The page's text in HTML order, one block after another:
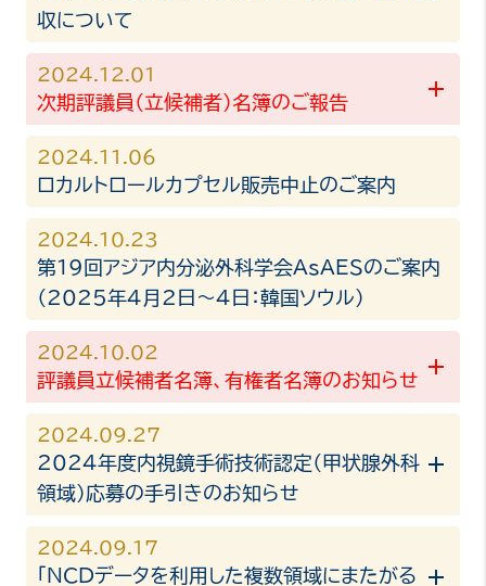
収について
2024.12.01
次期評議員（立候補者）名簿のご報告
2024.11.06
ロカルトロールカプセル販売中止のご案内
2024.10.23
第19回アジア内分泌外科学会AsAESのご案内
（2025年4月2日〜4日：韓国ソウル）
2024.10.02
評議員立候補者名簿、有権者名簿のお知らせ
2024.09.27
2024年度内視鏡手術技術認定（甲状腺外科
領域）応募の手引きのお知らせ
2024.09.17
「NCDデータを利用した複数領域にまたがる